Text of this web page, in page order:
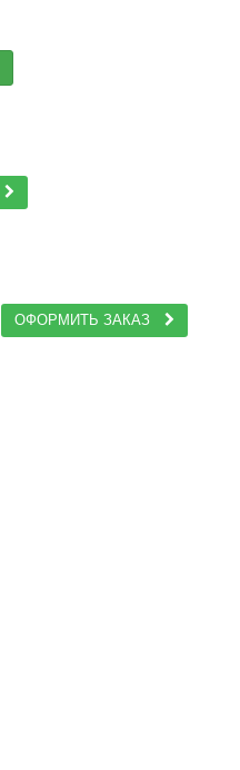
ОФОРМИТЬ ЗАКАЗ